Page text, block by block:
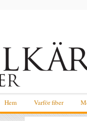
Hem Varför fiber